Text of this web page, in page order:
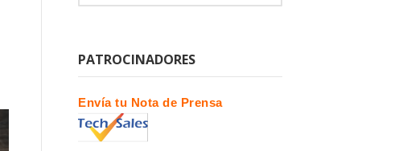
PATROCINADORES
Envía tu Nota de Prensa